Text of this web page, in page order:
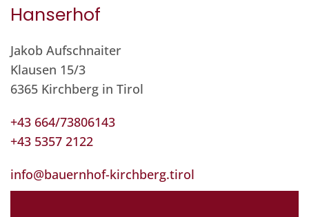
Hanserhof
Jakob Aufschnaiter
Klausen 15/3
6365 Kirchberg in Tirol
+43 664/73806143
+43 5357 2122
info@bauernhof-kirchberg.tirol